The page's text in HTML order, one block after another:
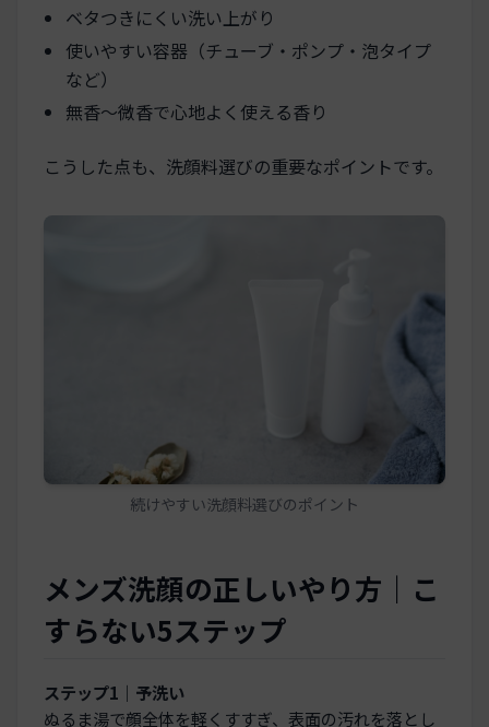
ベタつきにくい洗い上がり
使いやすい容器（チューブ・ポンプ・泡タイプ
など）
無香〜微香で心地よく使える香り
こうした点も、洗顔料選びの重要なポイントです。
続けやすい洗顔料選びのポイント
メンズ洗顔の正しいやり方｜こ
すらない5ステップ
ステップ1｜予洗い
ぬるま湯で顔全体を軽くすすぎ、表面の汚れを落とし